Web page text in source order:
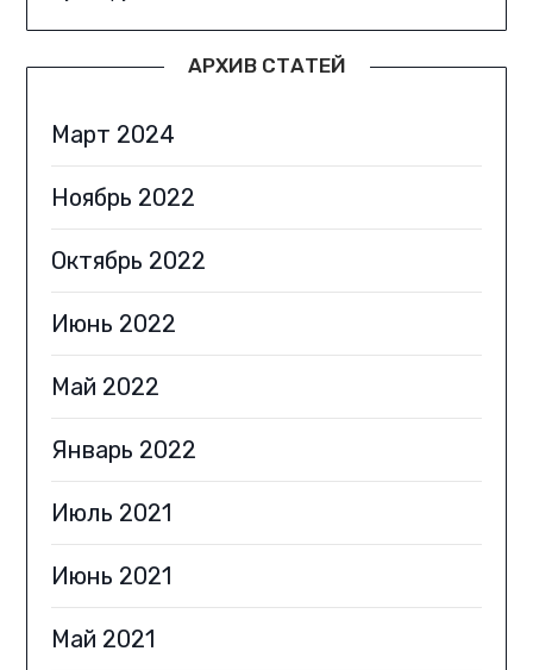
АРХИВ СТАТЕЙ
Март 2024
Ноябрь 2022
Октябрь 2022
Июнь 2022
Май 2022
Январь 2022
Июль 2021
Июнь 2021
Май 2021